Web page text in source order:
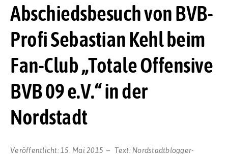
Abschiedsbesuch von BVB-
Profi Sebastian Kehl beim
Fan-Club „Totale Offensive
BVB 09 e.V.“ in der
Nordstadt
Veröffentlicht: 15. Mai 2015 Text: Nordstadtblogger-